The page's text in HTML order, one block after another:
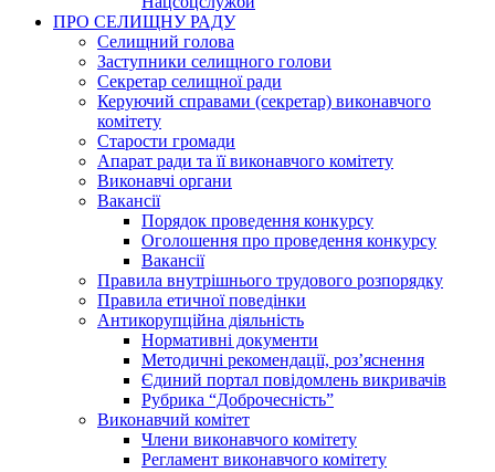
ПРО СЕЛИЩНУ РАДУ
Селищний голова
Заступники селищного голови
Секретар селищної ради
Керуючий справами (секретар) виконавчого
комітету
Старости громади
Апарат ради та її виконавчого комітету
Виконавчі органи
Вакансії
Порядок проведення конкурсу
Оголошення про проведення конкурсу
Вакансії
Правила внутрішнього трудового розпорядку
Правила етичної поведінки
Антикорупційна діяльність
Нормативні документи
Методичні рекомендації, роз’яснення
Єдиний портал повідомлень викривачів
Рубрика “Доброчесність”
Виконавчий комітет
Члени виконавчого комітету
Регламент виконавчого комітету